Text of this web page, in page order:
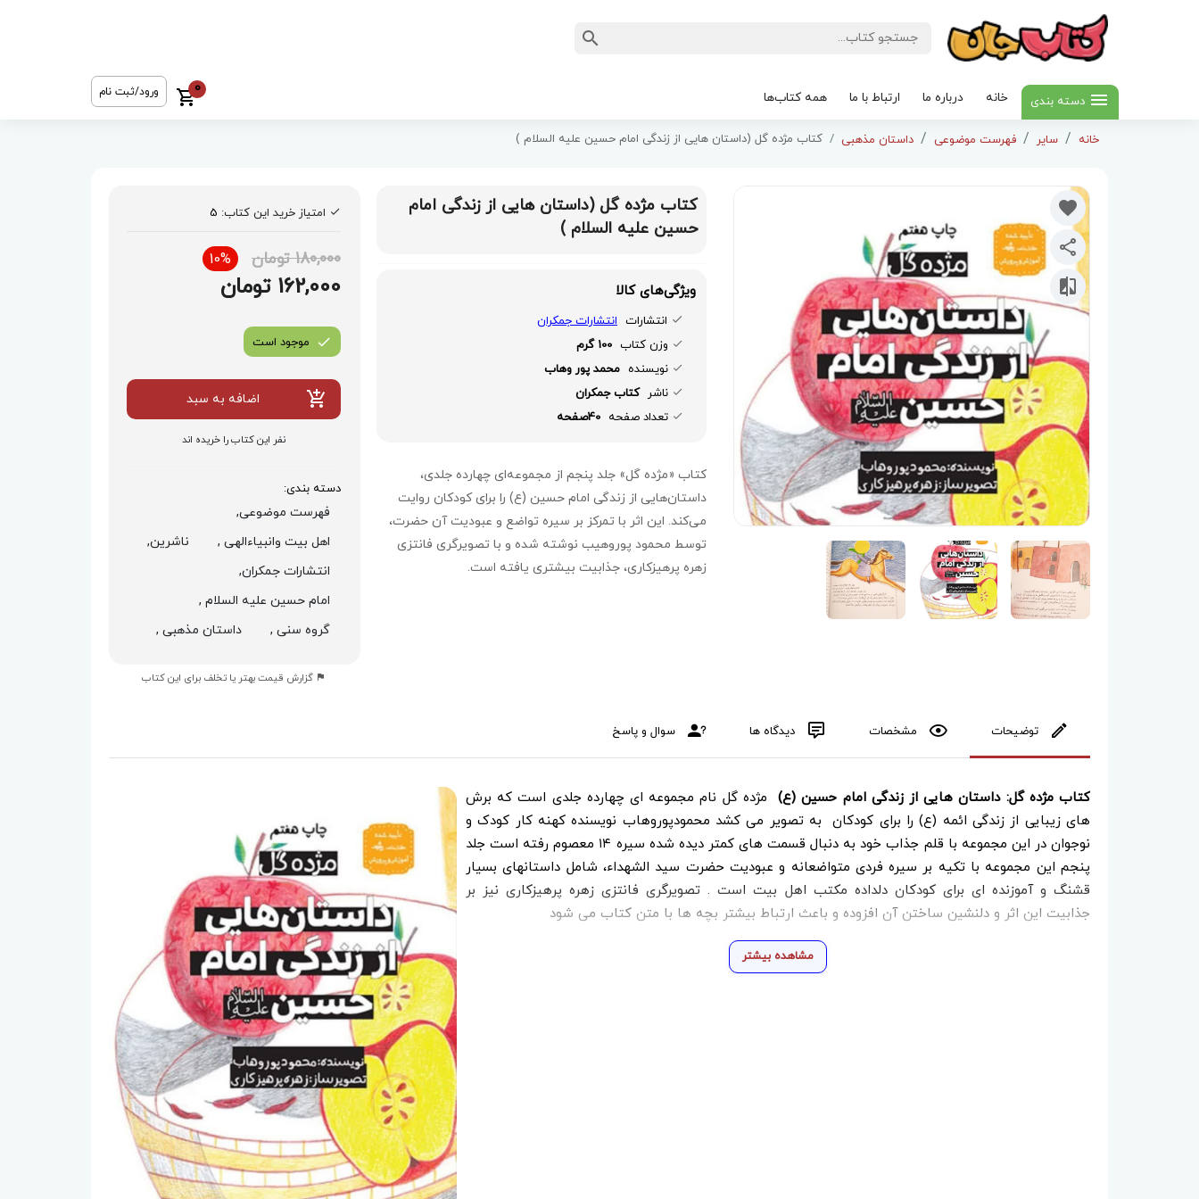
دسته بندی خانه درباره ما ارتباط با ما همه کتاب‌ها
0 ورود/ثبت نام
خانه سایر فهرست موضوعی داستان مذهبی کتاب مژده گل (داستان هایی از زندگی امام حسین علیه السلام )
کتاب مژده گل (داستان هایی از زندگی امام
حسین علیه السلام )
ویژگی‌های کالا
انتشارات انتشارات جمکران
وزن کتاب 100 گرم
نویسنده محمد پور وهاب
ناشر کتاب جمکران
تعداد صفحه 40صفحه
کتاب «مژده گل» جلد پنجم از مجموعه‌ای چهارده جلدی،
داستان‌هایی از زندگی امام حسین (ع) را برای کودکان روایت
می‌کند. این اثر با تمرکز بر سیره تواضع و عبودیت آن حضرت،
توسط محمود پوروهیب نوشته شده و با تصویرگری فانتزی
زهره پرهیزکاری، جذابیت بیشتری یافته است.
امتیاز خرید این کتاب: 5
180,000 تومان 10%
162,000 تومان
موجود است
اضافه به سبد
نفر این کتاب را خریده اند
دسته بندی:
فهرست موضوعی,
اهل بیت وانبیاءالهی ,
ناشرین,
انتشارات جمکران,
امام حسین علیه السلام ,
گروه سنی ,
داستان مذهبی ,
گزارش قیمت بهتر یا تخلف برای این کتاب
توضیحات مشخصات دیدگاه ها سوال و پاسخ
کتاب مژده گل: داستان هایی از زندگی امام حسین (ع)مژده گل نام مجموعه ای چهارده جلدی است که برش
های زیبایی از زندگی ائمه (ع) را برای کودکان ‌ به تصویر می کشد محمودپوروهاب نویسنده کهنه کار کودک و
نوجوان در این مجموعه با قلم جذاب خود به دنبال قسمت های کمتر دیده شده سیره ۱۴ معصوم رفته است جلد
پنجم این مجموعه با تکیه بر سیره فردی متواضعانه و عبودیت حضرت سید الشهداء، شامل داستانهای بسیار
قشنگ و آموزنده ای برای کودکان دلداده مکتب اهل بیت است . تصویرگری فانتزی زهره پرهیزکاری نیز بر
جذابیت این اثر و دلنشین ساختن آن افزوده و باعث ارتباط بیشتر بچه ها با متن کتاب می شود
مشاهده بیشتر